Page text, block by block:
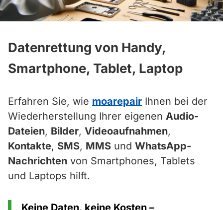
Datenrettung von Handy,
Smartphone, Tablet, Laptop
Erfahren Sie, wie moarepair Ihnen bei der
Wiederherstellung Ihrer eigenen Audio-
Dateien, Bilder, Videoaufnahmen,
Kontakte, SMS, MMS und WhatsApp-
Nachrichten von Smartphones, Tablets
und Laptops hilft.